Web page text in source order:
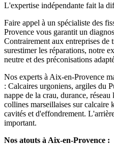
L'expertise indépendante fait la
Faire appel à un spécialiste des
Provence vous garantit un
Contrairement aux entreprises
surestimer les réparations, notre
neutre et des préconisations
Nos experts à Aix-en-Provence
: Calcaires urgoniens, argiles du
nappe de la crau, durance,
collines marseillaises sur calcaire
cavités et d'effondrement.
important.
Nos atouts à Aix-en-Provence :